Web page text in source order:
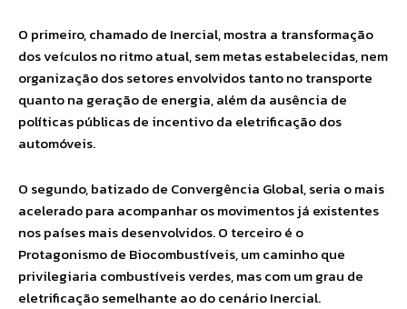
O primeiro, chamado de Inercial, mostra a transformação
dos veículos no ritmo atual, sem metas estabelecidas, nem
organização dos setores envolvidos tanto no transporte
quanto na geração de energia, além da ausência de
políticas públicas de incentivo da eletrificação dos
automóveis.
O segundo, batizado de Convergência Global, seria o mais
acelerado para acompanhar os movimentos já existentes
nos países mais desenvolvidos. O terceiro é o
Protagonismo de Biocombustíveis, um caminho que
privilegiaria combustíveis verdes, mas com um grau de
eletrificação semelhante ao do cenário Inercial.